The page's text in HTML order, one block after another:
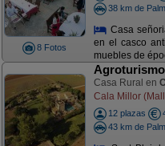
8 Fotos
38 km de
Casa
en el casco
muebles de
Casa Rural en
Cala Millor
12 plazas
43 km de